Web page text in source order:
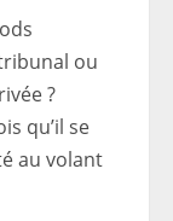
ou
?
qu’il se
au volant